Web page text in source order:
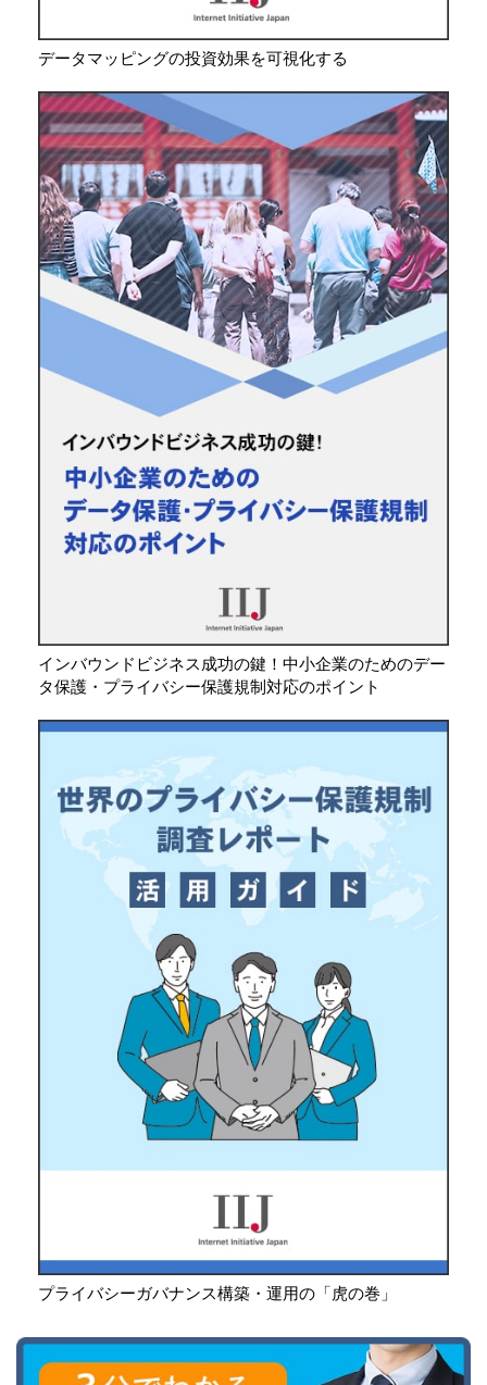
データマッピングの投資効果を可視化する
インバウンドビジネス成功の鍵！中小企業のためのデー
タ保護・プライバシー保護規制対応のポイント
プライバシーガバナンス構築・運用の「虎の巻」